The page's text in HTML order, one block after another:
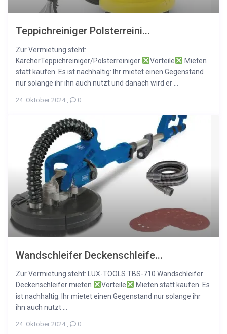
Teppichreiniger Polsterreini...
Zur Vermietung steht:
KärcherTeppichreiniger/Polsterreiniger
Vorteile
Mieten
statt kaufen. Es ist nachhaltig: Ihr mietet einen Gegenstand
nur solange ihr ihn auch nutzt und danach wird er ...
24. Oktober 2024, 0
Wandschleifer Deckenschleife...
Zur Vermietung steht: LUX-TOOLS TBS-710 Wandschleifer
Deckenschleifer mieten
Vorteile
Mieten statt kaufen. Es
ist nachhaltig: Ihr mietet einen Gegenstand nur solange ihr
ihn auch nutzt ...
24. Oktober 2024, 0